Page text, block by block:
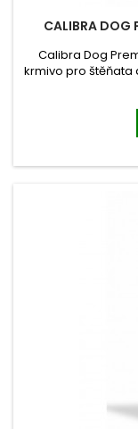
CALIBRA DOG
Calibra Dog
krmivo pro štěňata